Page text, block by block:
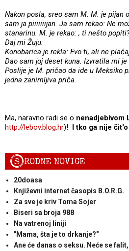
Nakon posla, sreo sam M. M. je pijan
sam ja piiiiiiijan. Ja sam rekao: Ne
stanarinu. M. je rekao: , ti nešto
Daj mi Žuju.
Konobarica je rekla: Evo ti, ali ne
Dao sam joj deset kuna. Izvratila mi je
Poslije je M. pričao da ide u Meksiko
jedna zanimljiva priča.
Ma, naravno radi se o nenadjebivom
http://lebov.blog.hr)! I tko ga nije
SRODNE NOVICE
20doasa
Književni internet časopis B.O.R.G.
Za sve je kriv Toma Sojer
Biseri sa broja 988
Na vatrenoj liniji
"Mama, šta je to drkanje?"
Ane će danas o seksu. Neće se